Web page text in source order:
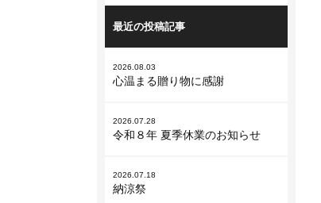
最近の投稿記事
2026.08.03
心温まる贈り物に感謝
2026.07.28
令和８年 夏季休業のお知らせ
2026.07.18
納涼祭